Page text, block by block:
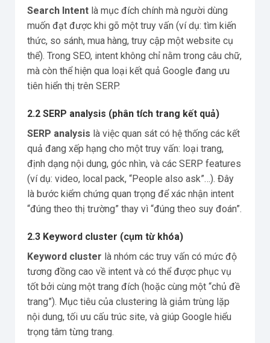
Search Intent là mục đích chính mà người dùng
muốn đạt được khi gõ một truy vấn (ví dụ: tìm kiến
thức, so sánh, mua hàng, truy cập một website cụ
thể). Trong SEO, intent không chỉ nằm trong câu chữ,
mà còn thể hiện qua loại kết quả Google đang ưu
tiên hiển thị trên SERP.
2.2 SERP analysis (phân tích trang kết quả)
SERP analysis là việc quan sát có hệ thống các kết
quả đang xếp hạng cho một truy vấn: loại trang,
định dạng nội dung, góc nhìn, và các SERP features
(ví dụ: video, local pack, “People also ask”…). Đây
là bước kiểm chứng quan trọng để xác nhận intent
“đúng theo thị trường” thay vì “đúng theo suy đoán”.
2.3 Keyword cluster (cụm từ khóa)
Keyword cluster là nhóm các truy vấn có mức độ
tương đồng cao về intent và có thể được phục vụ
tốt bởi cùng một trang đích (hoặc cùng một “chủ đề
trang”). Mục tiêu của clustering là giảm trùng lặp
nội dung, tối ưu cấu trúc site, và giúp Google hiểu
trọng tâm từng trang.